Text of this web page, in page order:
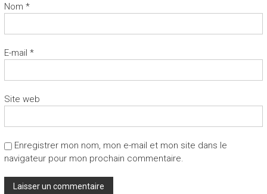
Nom *
E-mail *
Site web
Enregistrer mon nom, mon e-mail et mon site dans le
navigateur pour mon prochain commentaire.